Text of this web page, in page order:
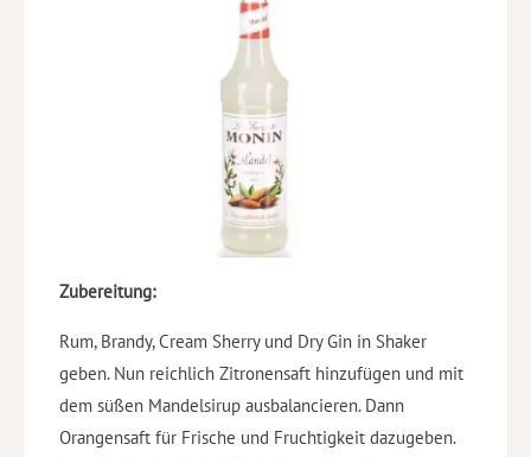
Zubereitung:
Rum, Brandy, Cream Sherry und Dry Gin in Shaker
geben. Nun reichlich Zitronensaft hinzufügen und mit
dem süßen Mandelsirup ausbalancieren. Dann
Orangensaft für Frische und Fruchtigkeit dazugeben.